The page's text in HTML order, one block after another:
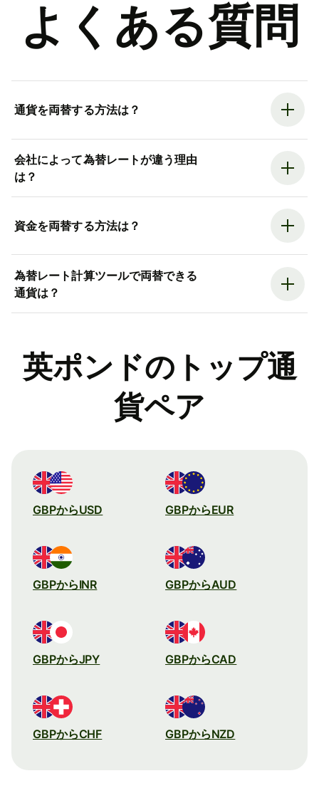
よくある質問
通貨を両替する方法は？
会社によって為替レートが違う理由
は？
資金を両替する方法は？
為替レート計算ツールで両替できる
通貨は？
英ポンドのトップ通
貨ペア
GBPからUSD GBPからEUR
GBPからINR GBPからAUD
GBPからJPY GBPからCAD
GBPからCHF GBPからNZD